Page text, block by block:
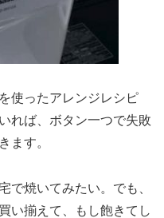
使ったアレンジレシピ
れば、ボタン一つで失敗
ます。
で焼いてみたい。でも、
い揃えて、もし飽きてし